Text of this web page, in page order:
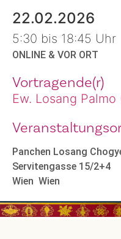
22.02.2026
5:30 bis 18:45 Uhr
ONLINE & VOR ORT
Vortragende(r)
Ew. Losang Palmo
Panchen Losang
Servitengasse 15/2+4
Wien Wien